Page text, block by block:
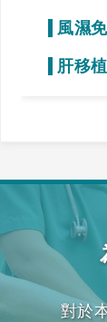
風濕
當運動
肝移
對於